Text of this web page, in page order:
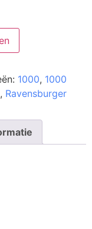
1000, 1000
, Ravensburger